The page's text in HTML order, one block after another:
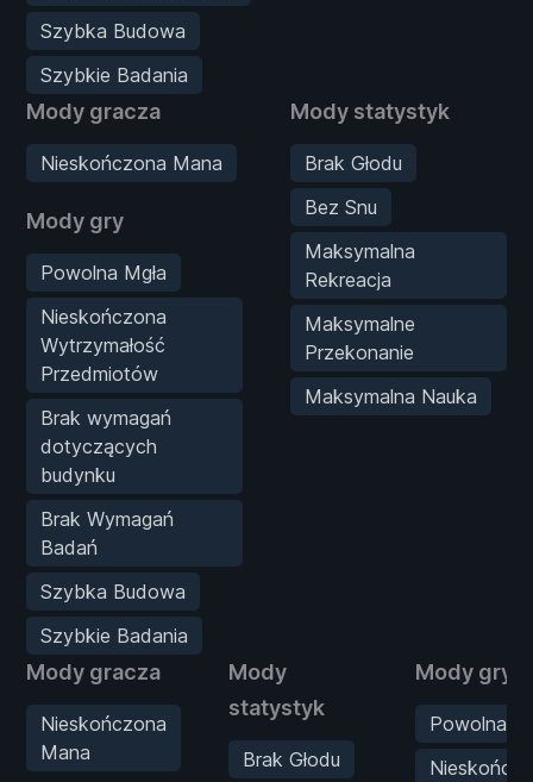
Szybka Budowa
Szybkie Badania
Mody gracza
Nieskończona Mana
Mody gry
Powolna Mgła
Nieskończona
Wytrzymałość
Przedmiotów
Brak wymagań
dotyczących
budynku
Brak Wymagań
Badań
Szybka Budowa
Szybkie Badania
Mody statystyk
Brak Głodu
Bez Snu
Maksymalna
Rekreacja
Maksymalne
Przekonanie
Maksymalna Nauka
Mody gracza
Nieskończona
Mana
Mody
statystyk
Brak Głodu
Mody gry
Powolna